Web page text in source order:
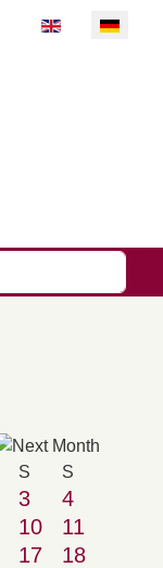
Sprache
S S
3
4
10
11
17
18